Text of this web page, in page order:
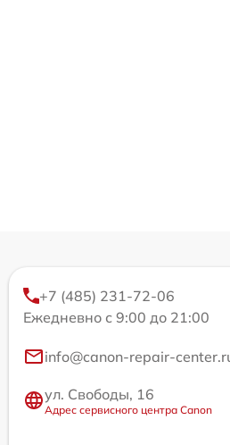
+7 (485) 231-72-06
Ежедневно с 9:00 до 21:00
info@canon-repair-
ул. Свободы, 16
Адрес сервисного центра Canon